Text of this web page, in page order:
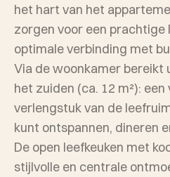
het hart van het
zorgen voor een prachtige
optimale verbinding met
Via de woonkamer bereikt
het zuiden (ca. 12 m²):
verlengstuk van de
kunt ontspannen, dineren
De open leefkeuken met
stijlvolle en centrale